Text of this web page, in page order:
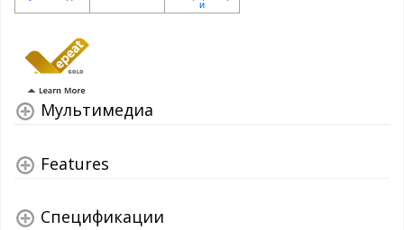
Мультимедиа
Features
Спецификации